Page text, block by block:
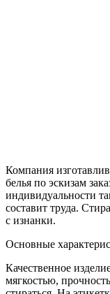
Компания
белья по эскизам
индивидуальности
составит труда.
с изнанки.
Основные
Качественное
мягкостью,